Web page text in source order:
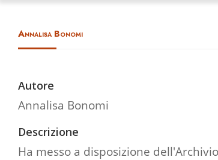
Annalisa Bonomi
Autore
Annalisa Bonomi
Descrizione
Ha messo a disposizione